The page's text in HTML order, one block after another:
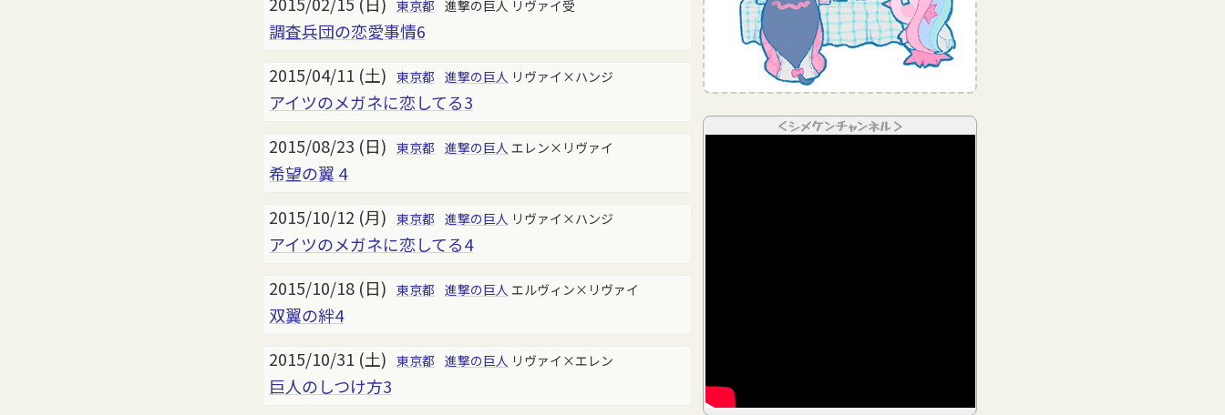
東京都 進撃の巨人 リヴァイ受
調査兵団の恋愛事情6
2015/04/11 (土) 東京都 進撃の巨人 リヴァイ×ハンジ
アイツのメガネに恋してる3
2015/08/23 (日) 東京都 進撃の巨人 エレン×リヴァイ
希望の翼 4
2015/10/12 (月) 東京都 進撃の巨人 リヴァイ×ハンジ
アイツのメガネに恋してる4
2015/10/18 (日) 東京都 進撃の巨人 エルヴィン×リヴァイ
双翼の絆4
2015/10/31 (土) 東京都 進撃の巨人 リヴァイ×エレン
巨人のしつけ方3
＜シメケンチャンネル＞